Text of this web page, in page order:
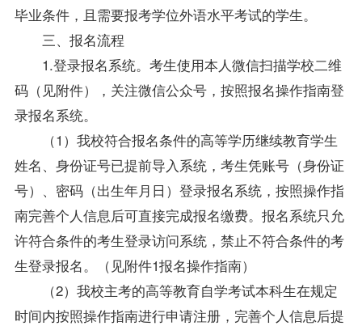
毕业条件，且需要报考学位外语水平考试的学生。
三、报名流程
1.登录报名系统。考生使用本人微信扫描学校二维
码（见附件），关注微信公众号，按照报名操作指南登
录报名系统。
（1）我校符合报名条件的高等学历继续教育学生
姓名、身份证号已提前导入系统，考生凭账号（身份证
号）、密码（出生年月日）登录报名系统，按照操作指
南完善个人信息后可直接完成报名缴费。报名系统只允
许符合条件的考生登录访问系统，禁止不符合条件的考
生登录报名。（见附件1报名操作指南）
（2）我校主考的高等教育自学考试本科生在规定
时间内按照操作指南进行申请注册，完善个人信息后提